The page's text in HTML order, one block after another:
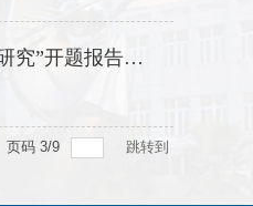
题报告会召开
页码 3/9 跳转到